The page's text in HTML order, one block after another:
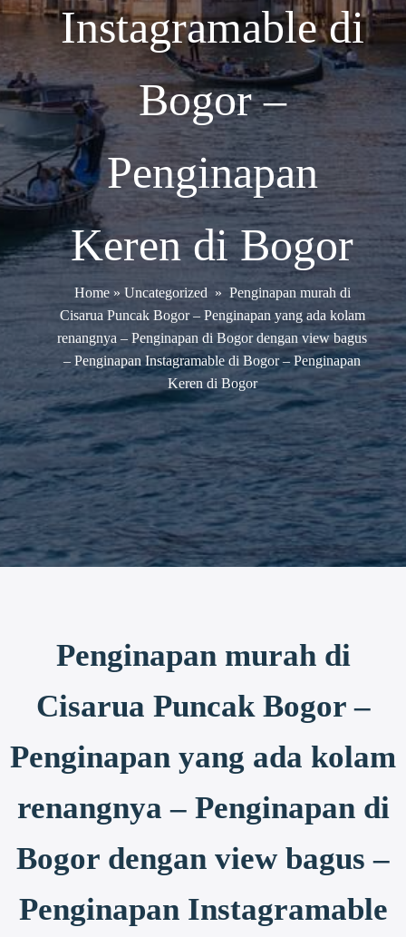
Instagramable di
Bogor –
Penginapan
Keren di Bogor
Home» Uncategorized » Penginapan murah di
Cisarua Puncak Bogor – Penginapan yang ada kolam
renangnya – Penginapan di Bogor dengan view bagus
– Penginapan Instagramable di Bogor – Penginapan
Keren di Bogor
Penginapan murah di
Cisarua Puncak Bogor –
Penginapan yang ada kolam
renangnya – Penginapan di
Bogor dengan view bagus –
Penginapan Instagramable